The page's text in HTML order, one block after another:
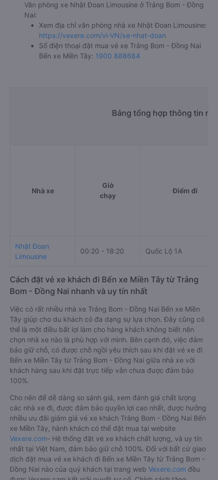
Văn phòng xe Nhật Đoan Limousine ở Trảng Bom - Đồng
Nai:
Xem địa chỉ văn phòng nhà xe Nhật Đoan Limousine:
https://vexere.com/vi-VN/xe-nhat-doan
Số điện thoại đặt mua vé xe Trảng Bom - Đồng Nai
Bến xe Miền Tây: 1900 888684
Bảng tổng hợp thông tin
Nhà xe
Giờ
chạy
Điểm đi
Nhật Đoan
Limousine
00:20 - 18:20 Quốc Lộ 1A
Cách đặt vé xe khách đi Bến xe Miền Tây từ Trảng
Bom - Đồng Nai nhanh và uy tín nhất
Việc có rất nhiều nhà xe Trảng Bom - Đồng Nai Bến xe Miền
Tây giúp cho du khách có đa dạng sự lựa chọn. Đây cũng có
thể là một điều bất lợi làm cho hàng khách không biết nên
chọn nhà xe nào là phù hợp với mình. Bên cạnh đó, việc đảm
bảo giữ chỗ, có được chỗ ngồi yêu thích sau khi đặt vé xe đi
Bến xe Miền Tây từ Trảng Bom - Đồng Nai giữa nhà xe với
khách hàng sau khi đặt trực tiếp vẫn chưa được đảm bảo
100%.
Cho nên để dễ dàng so sánh giá, xem đánh giá chất lượng
các nhà xe đi, được đảm bảo quyền lợi cao nhất, được hưởng
nhiều ưu đãi giảm giá vé xe khách Trảng Bom - Đồng Nai Bến
xe Miền Tây, hành khách có thể đặt mua tại website
Vexere.com- Hệ thống đặt vé xe khách chất lượng, và uy tín
nhất tại Việt Nam, đảm bảo giữ chỗ 100%. Đối với bất cứ giao
dịch đặt mua vé xe khách đi Bến xe Miền Tây từ Trảng Bom -
Đồng Nai nào của quý khách tại trang web Vexere.com đều